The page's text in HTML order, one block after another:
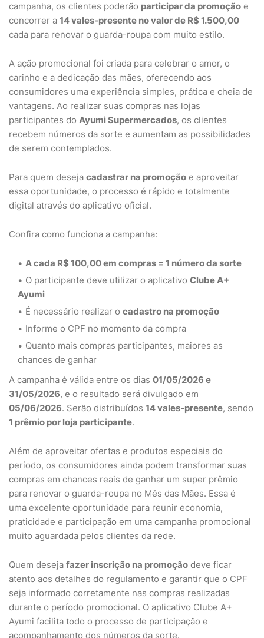
campanha, os clientes poderão participar da promoção e
concorrer a 14 vales-presente no valor de R$ 1.500,00
cada para renovar o guarda-roupa com muito estilo.
A ação promocional foi criada para celebrar o amor, o
carinho e a dedicação das mães, oferecendo aos
consumidores uma experiência simples, prática e cheia de
vantagens. Ao realizar suas compras nas lojas
participantes do Ayumi Supermercados, os clientes
recebem números da sorte e aumentam as possibilidades
de serem contemplados.
Para quem deseja cadastrar na promoção e aproveitar
essa oportunidade, o processo é rápido e totalmente
digital através do aplicativo oficial.
Confira como funciona a campanha:
A cada R$ 100,00 em compras = 1 número da sorte
O participante deve utilizar o aplicativo Clube A+
Ayumi
É necessário realizar o cadastro na promoção
Informe o CPF no momento da compra
Quanto mais compras participantes, maiores as
chances de ganhar
A campanha é válida entre os dias 01/05/2026 e
31/05/2026, e o resultado será divulgado em
05/06/2026. Serão distribuídos 14 vales-presente, sendo
1 prêmio por loja participante.
Além de aproveitar ofertas e produtos especiais do
período, os consumidores ainda podem transformar suas
compras em chances reais de ganhar um super prêmio
para renovar o guarda-roupa no Mês das Mães. Essa é
uma excelente oportunidade para reunir economia,
praticidade e participação em uma campanha promocional
muito aguardada pelos clientes da rede.
Quem deseja fazer inscrição na promoção deve ficar
atento aos detalhes do regulamento e garantir que o CPF
seja informado corretamente nas compras realizadas
durante o período promocional. O aplicativo Clube A+
Ayumi facilita todo o processo de participação e
acompanhamento dos números da sorte.